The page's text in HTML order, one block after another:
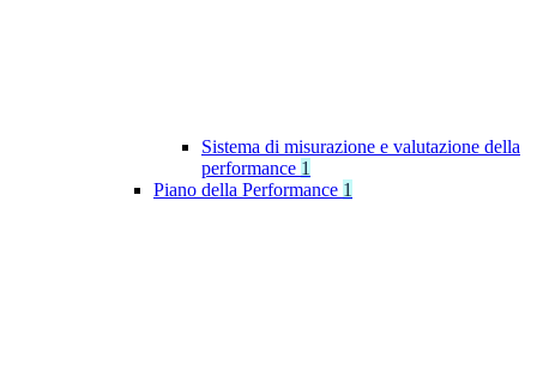
Sistema di misurazione e valutazione della
performance 1
Piano della Performance 1